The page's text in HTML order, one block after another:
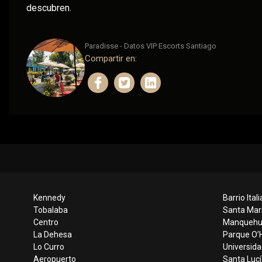
descubren.
Paradisse - Datos VIP Escorts Santiago
Compartir en:
Kennedy
Tobalaba
Centro
La Dehesa
Lo Curro
Aeropuerto
Barrio
Santa
Parque
Santa